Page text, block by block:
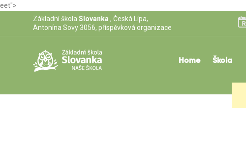
eet">
Základní škola Slovanka , Česká Lípa,
Antonína Sovy 3056, příspěvková organizace
Home Škola